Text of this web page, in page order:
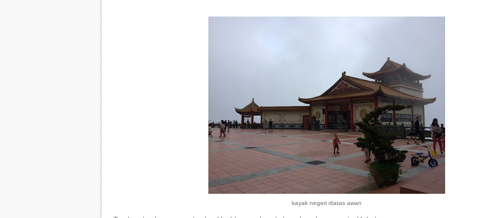
kayak negeri diatas awan